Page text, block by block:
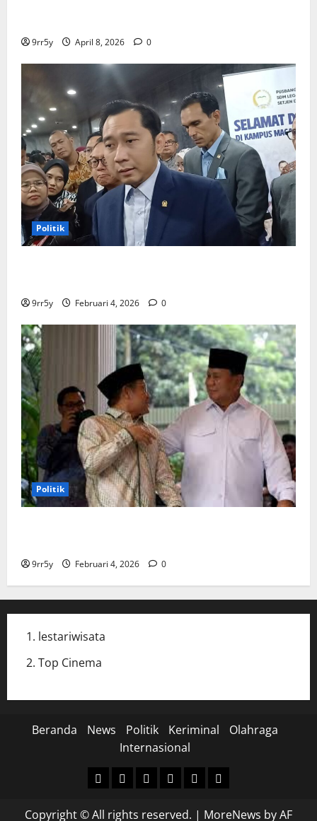
9rr5y April 8, 2026 0
Politik
9rr5y Februari 4, 2026 0
Politik
9rr5y Februari 4, 2026 0
lestariwisata
Top Cinema
Beranda News Politik Keriminal
Olahraga
Internasional
BerandaNewsPolitikKeriminal
OlahragaInternasional
Copyright © All rights reserved. | MoreNews by AF